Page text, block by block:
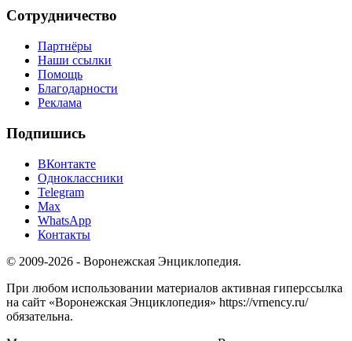
Сотрудничество
Партнёры
Наши ссылки
Помощь
Благодарности
Реклама
Подпишись
ВКонтакте
Одноклассники
Telegram
Max
WhatsApp
Контакты
© 2009-2026 - Воронежская Энциклопедия.
При любом использовании материалов активная гиперссылка
на сайт «Воронежская Энциклопедия» https://vrnency.ru/
обязательна.